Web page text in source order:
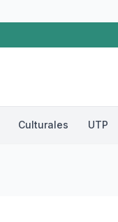
Culturales UTP